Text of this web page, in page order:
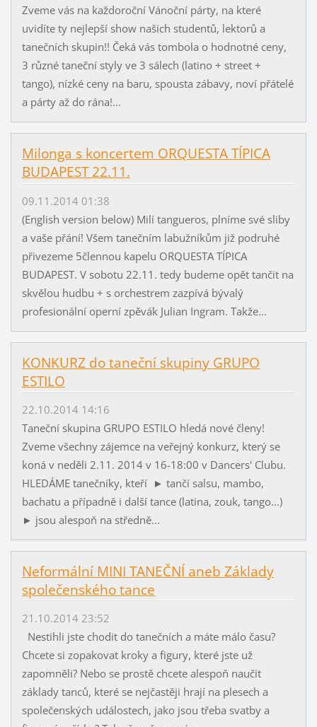
Zveme vás na každoroční Vánoční párty, na které
uvidíte ty nejlepší show našich studentů, lektorů a
tanečních skupin!! Čeká vás tombola o hodnotné ceny,
3 různé taneční styly ve 3 sálech (latino + street +
tango), nízké ceny na baru, spousta zábavy, noví přátelé
a párty až do rána!...
Milonga s koncertem ORQUESTA TÍPICA
BUDAPEST 22.11.
09.11.2014 01:38
(English version below) Milí tangueros, plníme své sliby
a vaše přání! Všem tanečním labužníkům již podruhé
přivezeme 5člennou kapelu ORQUESTA TÍPICA
BUDAPEST. V sobotu 22.11. tedy budeme opět tančit na
skvělou hudbu + s orchestrem zazpívá bývalý
profesionální operní zpěvák Julian Ingram. Takže...
KONKURZ do taneční skupiny GRUPO
ESTILO
22.10.2014 14:16
Taneční skupina GRUPO ESTILO hledá nové členy!
Zveme všechny zájemce na veřejný konkurz, který se
koná v neděli 2.11. 2014 v 16-18:00 v Dancers' Clubu.
HLEDÁME tanečníky, kteří ► tančí salsu, mambo,
bachatu a případně i další tance (latina, zouk, tango...)
► jsou alespoň na středně...
Neformální MINI TANEČNÍ aneb Základy
společenského tance
21.10.2014 23:52
Nestihli jste chodit do tanečních a máte málo času?
Chcete si zopakovat kroky a figury, které jste už
zapomněli? Nebo se prostě chcete alespoň naučit
základy tanců, které se nejčastěji hrají na plesech a
společenských událostech, jako jsou třeba svatby a